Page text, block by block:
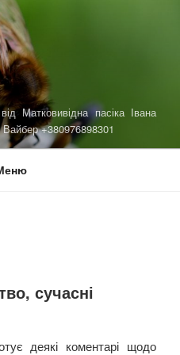
Матковивідна пасіка Івана
+380976898301
сучасні
деякі коментарі щодо